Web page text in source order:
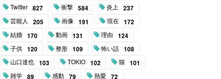
Twitter 827 衝撃 584 炎上 237
芸能人 205 画像 191 現在 172
結婚 170 動画 131 理由 124
子供 120 整形 109 怖い話 108
山口達也 103 TOKIO 102 猫 101
雑学 89 感動 79 熱愛 72